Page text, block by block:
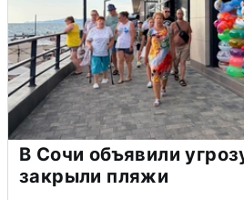
В Сочи объявили
закрыли пляжи